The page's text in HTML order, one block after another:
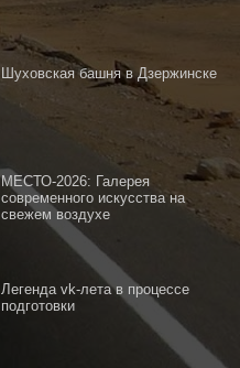
Шуховская башня в Дзержинске
МЕСТО-2026: Галерея
современного искусства на
свежем воздухе
Легенда vk-лета в процессе
подготовки